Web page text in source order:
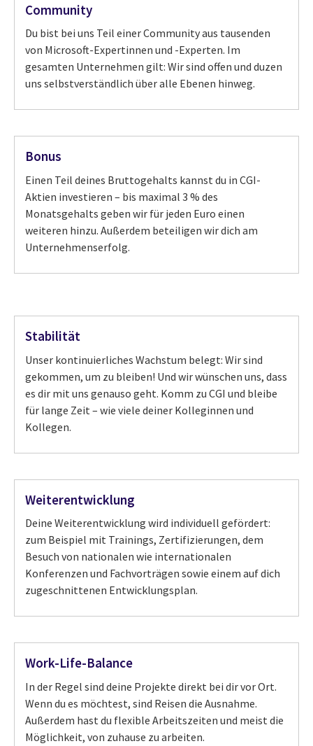
Community
Du bist bei uns Teil einer Community aus tausenden
von Microsoft-Expertinnen und -Experten. Im
gesamten Unternehmen gilt: Wir sind offen und duzen
uns selbstverständlich über alle Ebenen hinweg.
Bonus
Einen Teil deines Bruttogehalts kannst du in CGI-
Aktien investieren – bis maximal 3 % des
Monatsgehalts geben wir für jeden Euro einen
weiteren hinzu. Außerdem beteiligen wir dich am
Unternehmenserfolg.
Stabilität
Unser kontinuierliches Wachstum belegt: Wir sind
gekommen, um zu bleiben! Und wir wünschen uns, dass
es dir mit uns genauso geht. Komm zu CGI und bleibe
für lange Zeit – wie viele deiner Kolleginnen und
Kollegen.
Weiterentwicklung
Deine Weiterentwicklung wird individuell gefördert:
zum Beispiel mit Trainings, Zertifizierungen, dem
Besuch von nationalen wie internationalen
Konferenzen und Fachvorträgen sowie einem auf dich
zugeschnittenen Entwicklungsplan.
Work-Life-Balance
In der Regel sind deine Projekte direkt bei dir vor Ort.
Wenn du es möchtest, sind Reisen die Ausnahme.
Außerdem hast du flexible Arbeitszeiten und meist die
Möglichkeit, von zuhause zu arbeiten.